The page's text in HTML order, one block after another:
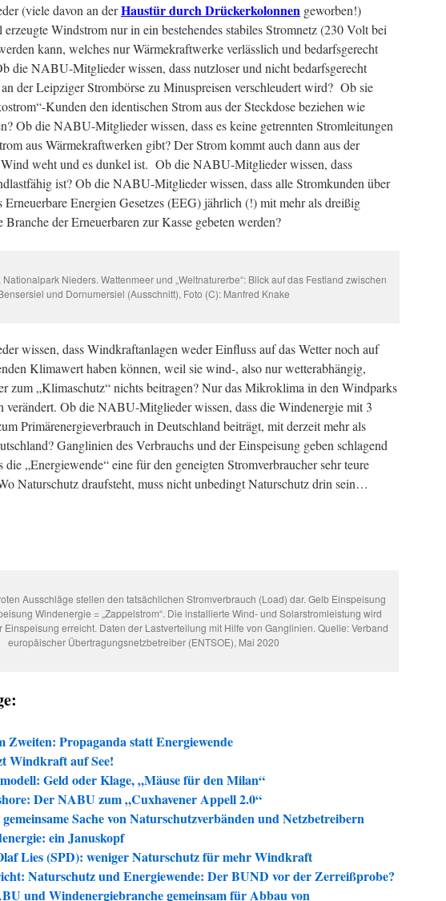
(viele davon an derHaustür durch Drückerkolonnen geworben!)
erzeugte Windstrom nur in ein bestehendes stabiles Stromnetz (230 Volt bei
kann, welches nur Wärmekraftwerke verlässlich und bedarfsgerecht
die NABU-Mitglieder wissen, dass nutzloser und nicht bedarfsgerecht
der Leipziger Strombörse zu Minuspreisen verschleudert wird? Ob sie
Kunden den identischen Strom aus der Steckdose beziehen wie
Ob die NABU-Mitglieder wissen, dass es keine getrennten Stromleitungen
aus Wärmekraftwerken gibt? Der Strom kommt auch dann aus der
weht und es dunkel ist. Ob die NABU-Mitglieder wissen, dass
ist? Ob die NABU-Mitglieder wissen, dass alle Stromkunden über
Erneuerbare Energien Gesetzes (EEG) jährlich (!) mit mehr als dreißig
der Erneuerbaren zur Kasse gebeten werden?
Nieders. Wattenmeer und „Weltnaturerbe“: Blick auf das Festland zwischen
und Dornumersiel (Ausschnitt), Foto (C): Manfred Knake
wissen, dass Windkraftanlagen weder Einfluss auf das Wetter noch auf
Klimawert haben können, weil sie wind-, also nur wetterabhängig,
zum „Klimaschutz“ nichts beitragen? Nur das Mikroklima in den Windparks
verändert. Ob die NABU-Mitglieder wissen, dass die Windenergie mit 3
Primärenergieverbrauch in Deutschland beiträgt, mit derzeit mehr als
Ganglinien des Verbrauchs und der Einspeisung geben schlagend
die „Energiewende“ eine für den geneigten Stromverbraucher sehr teure
Naturschutz draufsteht, muss nicht unbedingt Naturschutz drin sein…
Ausschläge stellen den tatsächlichen Stromverbrauch (Load) dar. Gelb Einspeisung
Windenergie = „Zappelstrom“. Die installierte Wind- und Solarstromleistung wird
Einspeisung erreicht. Daten der Lastverteilung mit Hilfe von Ganglinien. Quelle: Verband
europäischer Übertragungsnetzbetreiber (ENTSOE), Mai 2020
Zweiten: Propaganda statt Energiewende
Windkraft auf See!
Geld oder Klage, „Mäuse für den Milan“
Der NABU zum „Cuxhavener Appell 2.0“
Sache von Naturschutzverbänden und Netzbetreibern
ein Januskopf
Lies (SPD): weniger Naturschutz für mehr Windkraft
Naturschutz und Energiewende: Der BUND vor der Zerreißprobe?
und Windenergiebranche gemeinsam für Abbau von